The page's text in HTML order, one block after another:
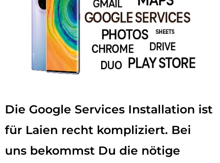
Die Google Services Installation ist
für Laien recht kompliziert. Bei
uns bekommst Du die nötige